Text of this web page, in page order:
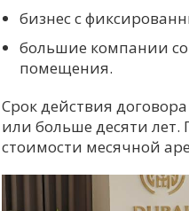
бизнес с
большие компании
помещения.
Срок действия
или больше десяти лет.
стоимости месячной